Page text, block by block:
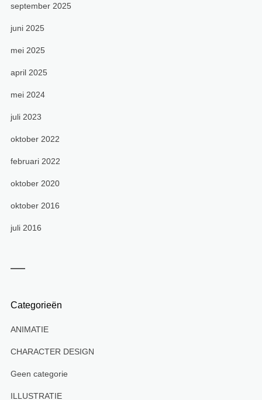
september 2025
juni 2025
mei 2025
april 2025
mei 2024
juli 2023
oktober 2022
februari 2022
oktober 2020
oktober 2016
juli 2016
Categorieën
ANIMATIE
CHARACTER DESIGN
Geen categorie
ILLUSTRATIE